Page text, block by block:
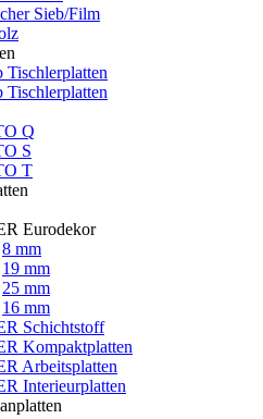
Sieb/Film
Tischlerplatten
Tischlerplatten
Q
S
T
Eurodekor
8 mm
19 mm
25 mm
16 mm
Schichtstoff
Kompaktplatten
Arbeitsplatten
Interieurplatten